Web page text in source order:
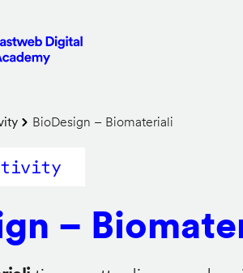
BioDesign – Biomateriali
–